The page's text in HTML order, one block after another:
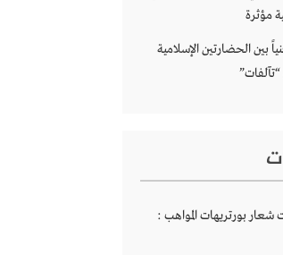
مؤثرة
بين الحضارتين الإسلامية
بورتريهات المواهب :